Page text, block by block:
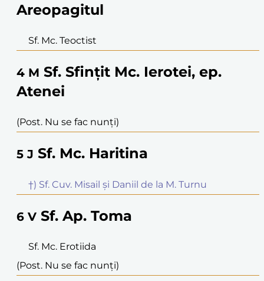
Areopagitul
Sf. Mc. Teoctist
4 M Sf. Sfințit Mc. Ierotei, ep.
Atenei
(Post. Nu se fac nunți)
5 J Sf. Mc. Haritina
†) Sf. Cuv. Misail și Daniil de la M. Turnu
6 V Sf. Ap. Toma
Sf. Mc. Erotiida
(Post. Nu se fac nunți)